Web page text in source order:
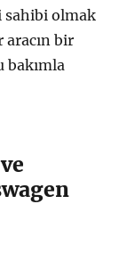
sahibi olmak
aracın bir
bakımla